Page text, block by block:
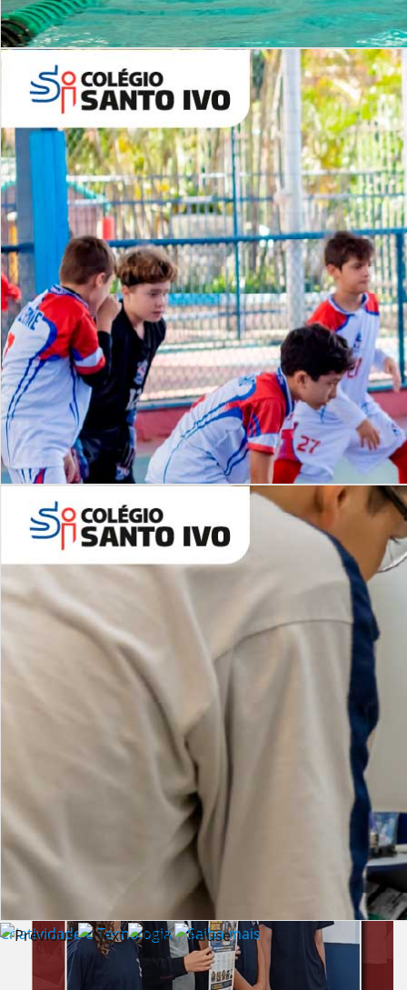
Período Integral | Saiba mais
Desafios | Saiba mais
Criatividade e Tecnologia | Saiba mais
Lista de vídeos
NOSSOCANAL